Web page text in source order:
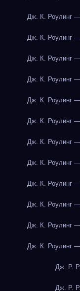
Дж. К. Роулинг —
Дж. К. Роулинг —
Дж. К. Роулинг —
Дж. К. Роулинг —
Дж. К. Роулинг —
Дж. К. Роулинг —
Дж. К. Роулинг —
Дж. К. Роулинг —
Дж. К. Роулинг —
Дж. К. Роулинг —
Дж. К. Роулинг —
Дж. К. Роулинг —
Дж. Р.
Дж. Р.